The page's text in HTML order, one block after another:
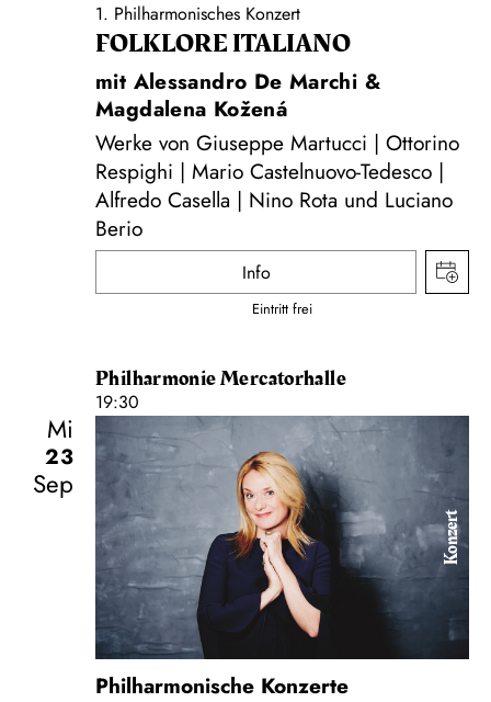
1. Philharmonisches Konzert
FOLKLORE ITALIANO
mit Alessandro De Marchi &
Magdalena Kožená
Werke von Giuseppe Martucci | Ottorino
Respighi | Mario Castelnuovo-Tedesco |
Alfredo Casella | Nino Rota und Luciano
Berio
Info
Eintritt frei
Philharmonie Mercatorhalle
19:30
Mi
23
Sep
Konzert
Philharmonische Konzerte